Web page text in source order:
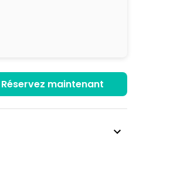
Réservez maintenant